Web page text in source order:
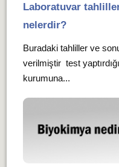
Laboratuvar
nelerdir?
Buradaki tahliller ve
verilmiştir test
kurumuna...